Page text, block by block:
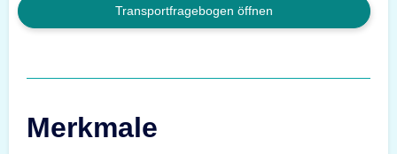
Transportfragebogen öffnen
Merkmale